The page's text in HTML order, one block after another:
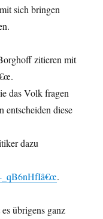
sich bringen
zitieren mit
das Volk fragen
entscheiden diese
dazu
_qB6nHfIâ€œ.
übrigens ganz